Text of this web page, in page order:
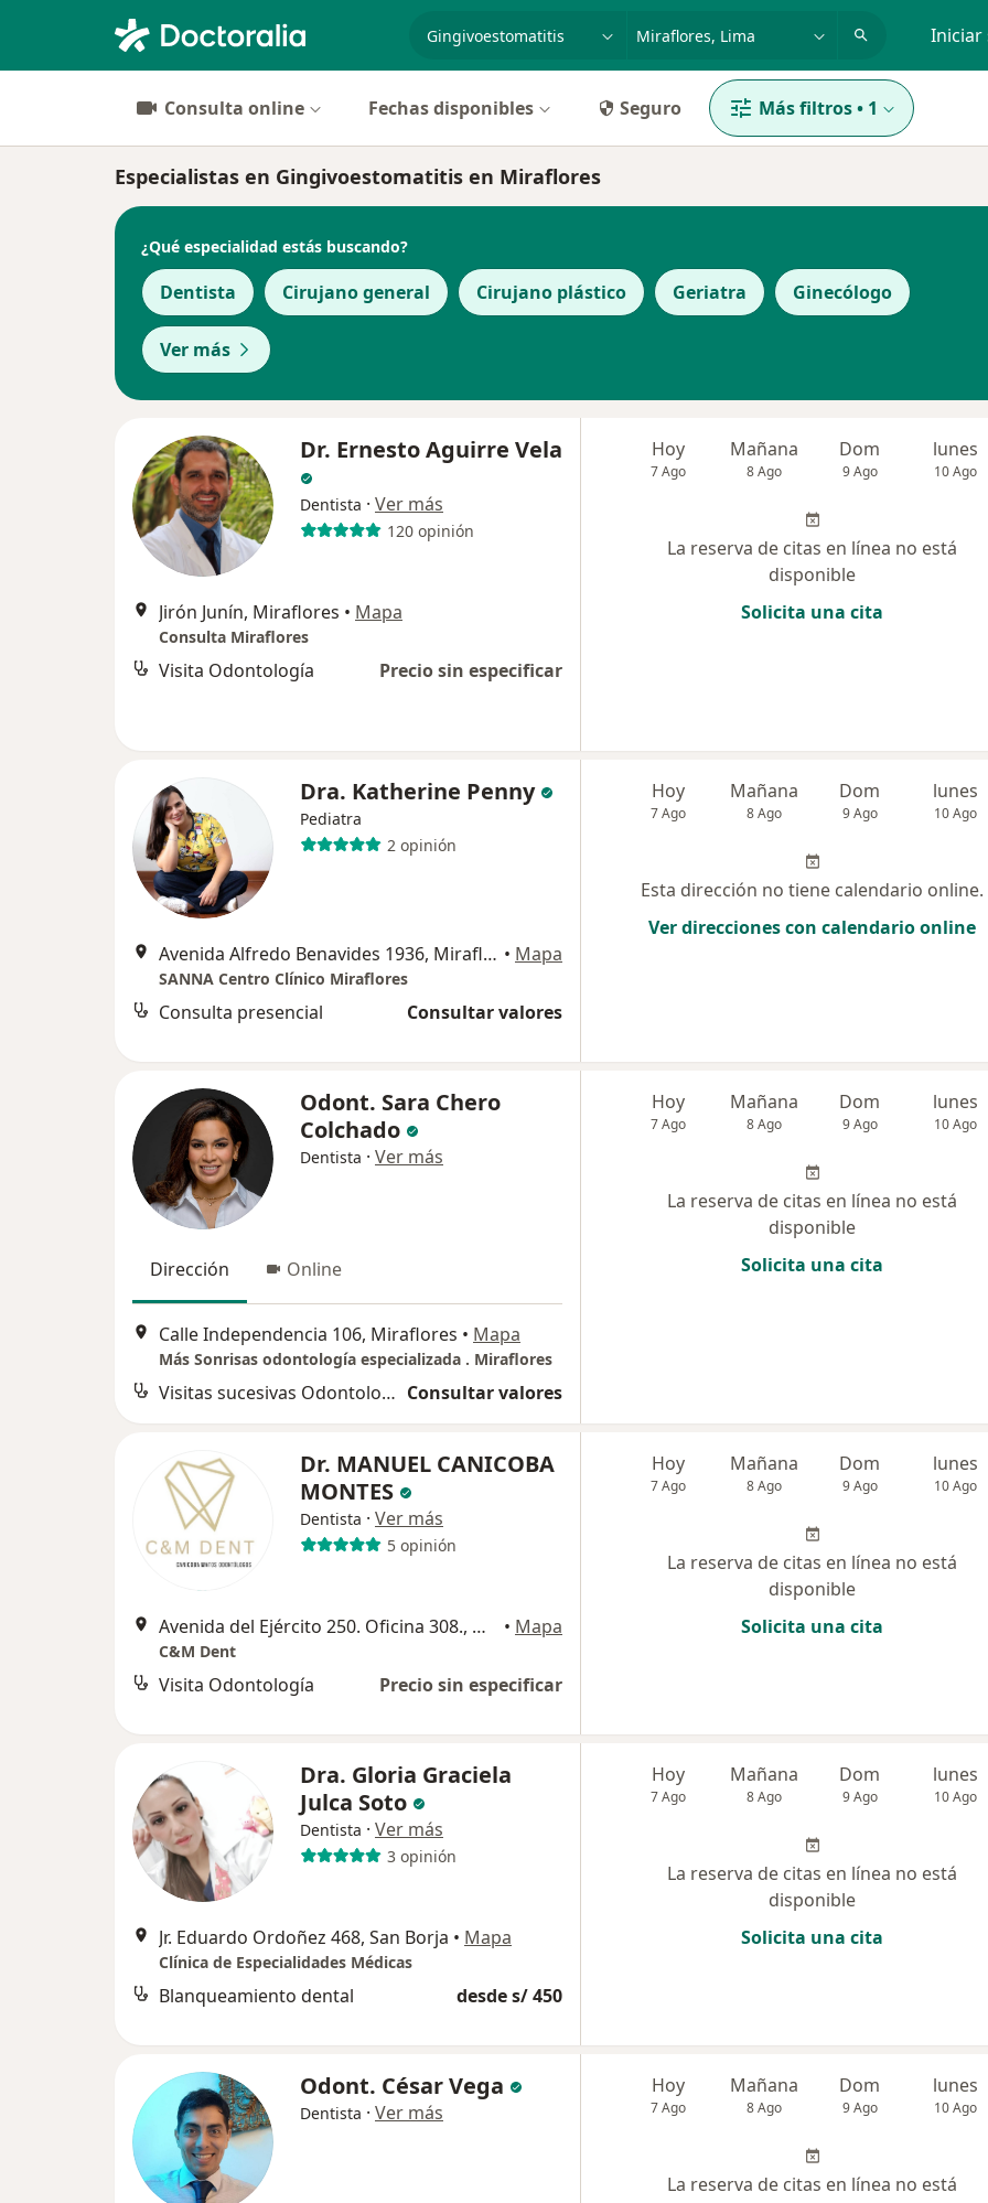
Iniciar
Consulta online Fechas disponibles Seguro Más filtros• 1
Especialistas en Gingivoestomatitis en Miraflores
¿Qué especialidad estás buscando?
Dentista Cirujano general Cirujano plástico Geriatra Ginecólogo
Ver más
Dr. Ernesto Aguirre Vela
Dentista · Ver más
120 opinión
Jirón Junín, Miraflores • Mapa
Consulta Miraflores
Visita Odontología Precio sin especificar
Hoy
7 Ago
Mañana
8 Ago
Dom
9 Ago
lunes
10 Ago
La reserva de citas en línea no está
disponible
Solicita una cita
Dra. Katherine Penny
Pediatra
2 opinión
Avenida Alfredo Benavides 1936, Miraflores • Mapa
SANNA Centro Clínico Miraflores
Consulta presencial Consultar valores
Hoy
7 Ago
Mañana
8 Ago
Dom
9 Ago
lunes
10 Ago
Esta dirección no tiene calendario online.
Ver direcciones con calendario online
Odont. Sara Chero
Colchado
Dentista · Ver más
Dirección Online
Calle Independencia 106, Miraflores • Mapa
Más Sonrisas odontología especializada . Miraflores
Visitas sucesivas Odontología Consultar valores
Hoy
7 Ago
Mañana
8 Ago
Dom
9 Ago
lunes
10 Ago
La reserva de citas en línea no está
disponible
Solicita una cita
Dr. MANUEL CANICOBA
MONTES
Dentista · Ver más
5 opinión
Avenida del Ejército 250. Oficina 308., Miraflores • Mapa
C&M Dent
Visita Odontología Precio sin especificar
Hoy
7 Ago
Mañana
8 Ago
Dom
9 Ago
lunes
10 Ago
La reserva de citas en línea no está
disponible
Solicita una cita
Dra. Gloria Graciela
Julca Soto
Dentista · Ver más
3 opinión
Jr. Eduardo Ordoñez 468, San Borja • Mapa
Clínica de Especialidades Médicas
Blanqueamiento dental desde s/ 450
Hoy
7 Ago
Mañana
8 Ago
Dom
9 Ago
lunes
10 Ago
La reserva de citas en línea no está
disponible
Solicita una cita
Odont. César Vega
Dentista · Ver más
Hoy
7 Ago
Mañana
8 Ago
Dom
9 Ago
lunes
10 Ago
La reserva de citas en línea no está